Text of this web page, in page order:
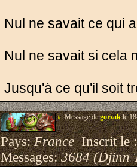
Nul ne savait ce qui
Nul ne savait si cela
Jusqu'à ce qu'il soit
#.Message degorzakle
Pays:FranceInscrit le
Messages:3684 (Djinn